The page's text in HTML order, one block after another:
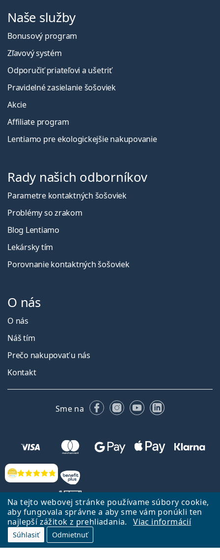
Na tejto webovej stránke používame súbory cookie,
aby fungovala správne a aby sme vám ponúkli ten
najlepší zážitok z prehliadania.
Viac informácií
Súhlasiť Odmietnuť
Hodnotenia
Naše služby
Bonusový program
Zľavový systém
Odporučiť priateľovi a ušetriť
Pravidelné zasielanie šošoviek
Akcie
Affiliate program
Lentiamo pre ekologickejšie nakupovanie
Rady našich odborníkov
Parametre kontaktných šošoviek
Problémy so zrakom
Blog Lentiamo
Lekársky tím
Porovnanie kontaktných šošoviek
O nás
O nás
Náš tím
Prečo nakupovať u nás
Kontakt
Sme na FacebookuInstagrame
YouTubeLinkedIn
Späť na Úvodnu stránku
Lentiamo.sk vlastní a prevádzkuje spoločnosť Lentiamo s.r.o., Česká